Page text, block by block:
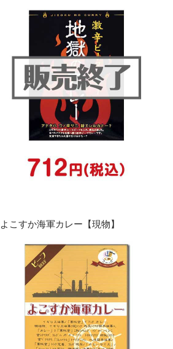
よこすか海軍カレー【現物】